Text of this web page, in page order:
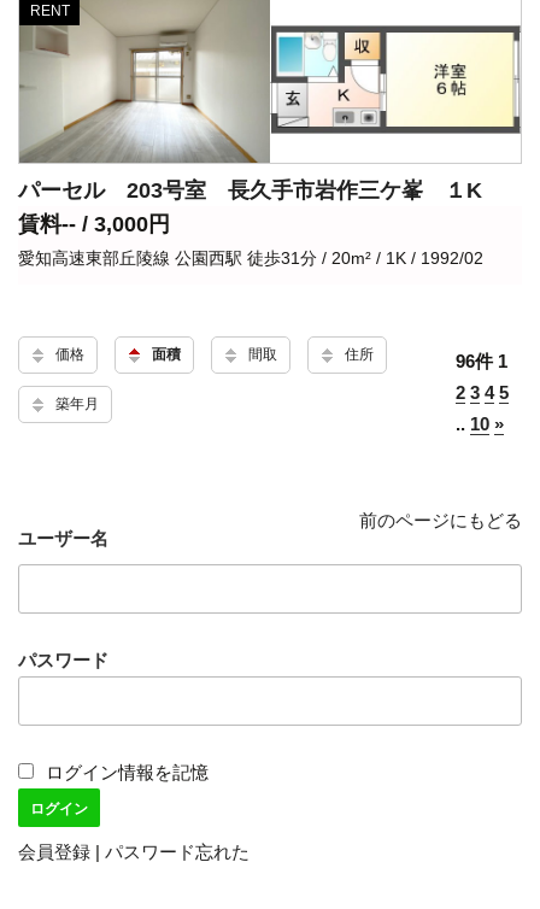
RENT
パーセル 203号室 長久手市岩作三ケ峯 １K
賃料-- / 3,000円
愛知高速東部丘陵線 公園西駅 徒歩31分 / 20m² / 1K / 1992/02
価格 面積 間取 住所
築年月
96件 1
2 3 4 5
.. 10 »
前のページにもどる
ユーザー名
パスワード
ログイン情報を記憶
会員登録 | パスワード忘れた